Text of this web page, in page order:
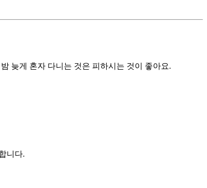
늦게 혼자 다니는 것은 피하시는 것이 좋아요.
니다.